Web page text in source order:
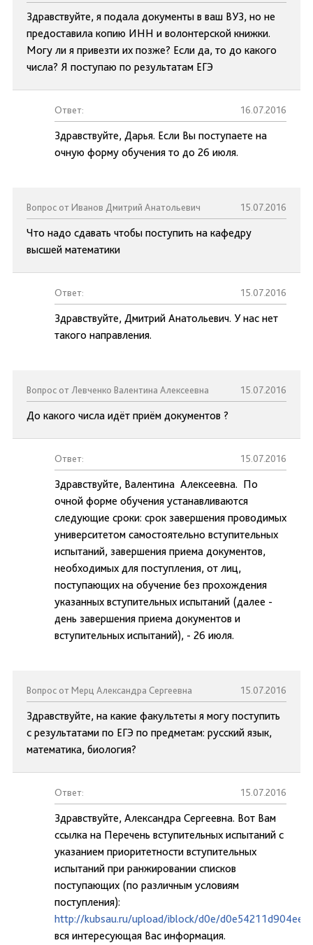
Здравствуйте, я подала документы в ваш ВУЗ, но не
предоставила копию ИНН и волонтерской книжки.
Могу ли я привезти их позже? Если да, то до какого
числа? Я поступаю по результатам ЕГЭ
Ответ: 16.07.2016
Здравствуйте, Дарья. Если Вы поступаете на
очную форму обучения то до 26 июля.
Вопрос от Иванов Дмитрий Анатольевич 15.07.2016
Что надо сдавать чтобы поступить на кафедру
высшей математики
Ответ: 15.07.2016
Здравствуйте, Дмитрий Анатольевич. У нас нет
такого направления.
Вопрос от Левченко Валентина Алексеевна 15.07.2016
До какого числа идёт приём документов ?
Ответ: 15.07.2016
Здравствуйте, Валентина Алексеевна. По
очной форме обучения устанавливаются
следующие сроки: срок завершения проводимых
университетом самостоятельно вступительных
испытаний, завершения приема документов,
необходимых для поступления, от лиц,
поступающих на обучение без прохождения
указанных вступительных испытаний (далее -
день завершения приема документов и
вступительных испытаний), - 26 июля.
Вопрос от Мерц Александра Сергеевна 15.07.2016
Здравствуйте, на какие факультеты я могу поступить
с результатами по ЕГЭ по предметам: русский язык,
математика, биология?
Ответ: 15.07.2016
Здравствуйте, Александра Сергеевна. Вот Вам
ссылка на Перечень вступительных испытаний с
указанием приоритетности вступительных
испытаний при ранжировании списков
поступающих (по различным условиям
поступления):
http://kubsau.ru/upload/iblock/d0e/
вся интересующая Вас информация.